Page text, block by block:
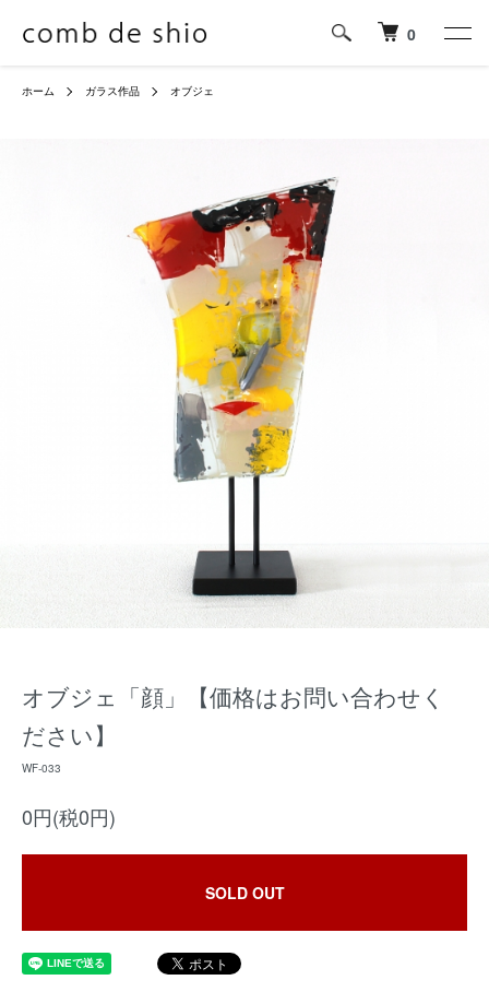
0
ホーム ガラス作品 オブジェ
オブジェ「顔」【価格はお問い合わせく
ださい】
WF-033
0円(税0円)
SOLD OUT